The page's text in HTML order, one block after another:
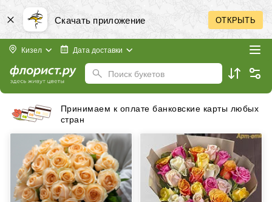
Скачать приложение ОТКРЫТЬ
Кизел Дата доставки
Поиск букетов
Принимаем к оплате банковские карты любых
стран